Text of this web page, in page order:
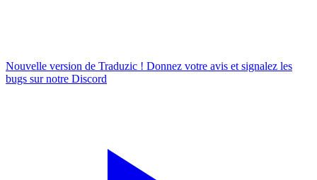
Nouvelle version de Traduzic ! Donnez votre avis et signalez les
bugs sur notre Discord